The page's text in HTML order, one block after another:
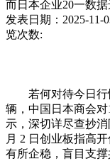
而日本企业20一数据
发表日期：2025-
览次数:
若何对待今日行
辆，中国日本商会
示，深切详尽查抄
月 2 日创业板指高
有所企稳，盲目支